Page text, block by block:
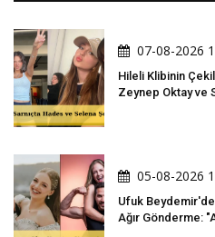
07-08-2026
Hileli Klibinin
Zeynep Oktay ve
05-08-2026
Ufuk
Ağır Gönderme: